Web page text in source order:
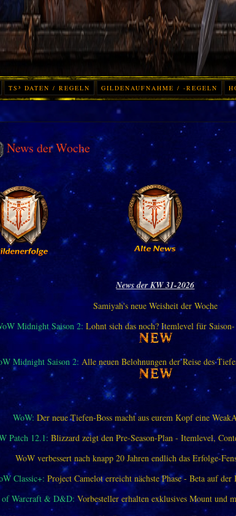
TS³ DATEN / REGELN GILDENAUFNAHME / -REGELN
News der Woche
News der KW 31-2026
Samiyah's neue Weisheit der Woche
Midnight Saison 2: Lohnt sich das noch? Itemlevel für
Midnight Saison 2: Alle neuen Belohnungen der Reise des
WoW:Der neue Tiefen-Boss macht aus eurem Kopf eine
Patch 12.1: Blizzard zeigt den Pre-Season-Plan - Itemlevel,
WoW verbessert nach knapp 20 Jahren endlich das Erfolge-
Classic+: Project Camelot erreicht nächste Phase - Beta auf der
of Warcraft & D&D: Vorbesteller erhalten exklusives Mount und